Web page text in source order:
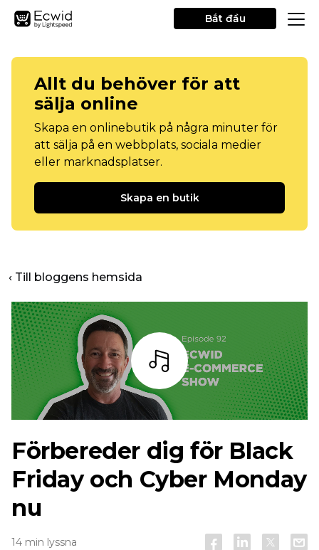
Bắt đầu
Allt du behöver för att
sälja online
Skapa en onlinebutik på några minuter för
att sälja på en webbplats, sociala medier
eller marknadsplatser.
Skapa en butik
‹ Till bloggens hemsida
Lyssna
Förbereder dig för Black
Friday och Cyber ​​Monday
nu
14 min lyssna